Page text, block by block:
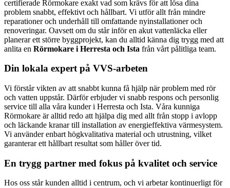
certifierade Rörmokare exakt vad som krävs för att lösa dina
problem snabbt, effektivt och hållbart. Vi utför allt från mindre
reparationer och underhåll till omfattande nyinstallationer och
renoveringar. Oavsett om du står inför en akut vattenläcka eller
planerar ett större byggprojekt, kan du alltid känna dig trygg med att
anlita en Rörmokare i Herresta och Ista från vårt pålitliga team.
Din lokala expert på VVS-arbeten
Vi förstår vikten av att snabbt kunna få hjälp när problem med rör
och vatten uppstår. Därför erbjuder vi snabb respons och personlig
service till alla våra kunder i Herresta och Ista. Våra kunniga
Rörmokare är alltid redo att hjälpa dig med allt från stopp i avlopp
och läckande kranar till installation av energieffektiva värmesystem.
Vi använder enbart högkvalitativa material och utrustning, vilket
garanterar ett hållbart resultat som håller över tid.
En trygg partner med fokus på kvalitet och service
Hos oss står kunden alltid i centrum, och vi arbetar kontinuerligt för